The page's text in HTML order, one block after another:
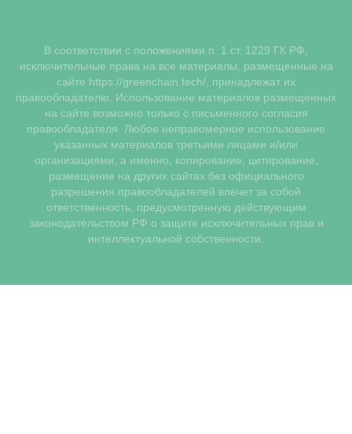
В соответствии с положениями п. 1 ст. 1229 ГК РФ,
исключительные права на все материалы, размещенные на
сайте https://greenchain.tech/, принадлежат их
правообладателю. Использование материалов размещенных
на сайте возможно только с письменного согласия
правообладателя. Любое неправомерное использование
указанных материалов третьими лицами и/или
организациями, а именно, копирование, цитирование,
размещение на других сайтах без официального
разрешения правообладателей влечет за собой
ответственность, предусмотренную действующим
законодательством РФ о защите исключительных прав и
интеллектуальной собственности.